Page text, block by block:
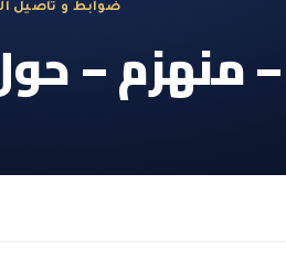
ضوابط و تأصيل
منهزم –